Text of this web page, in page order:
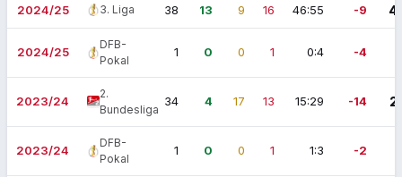
2024/25 3. Liga 38 13 9 16 46:55 -9
2024/25
DFB-
Pokal
1 0 0 1 0:4 -4
2023/24
2.
Bundesliga
34 4 17 13 15:29 -14
2023/24
DFB-
Pokal
1 0 0 1 1:3 -2